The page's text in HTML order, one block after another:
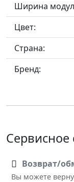
Ширина
Цвет:
Страна:
Бренд:
Возврат/
Вы можете